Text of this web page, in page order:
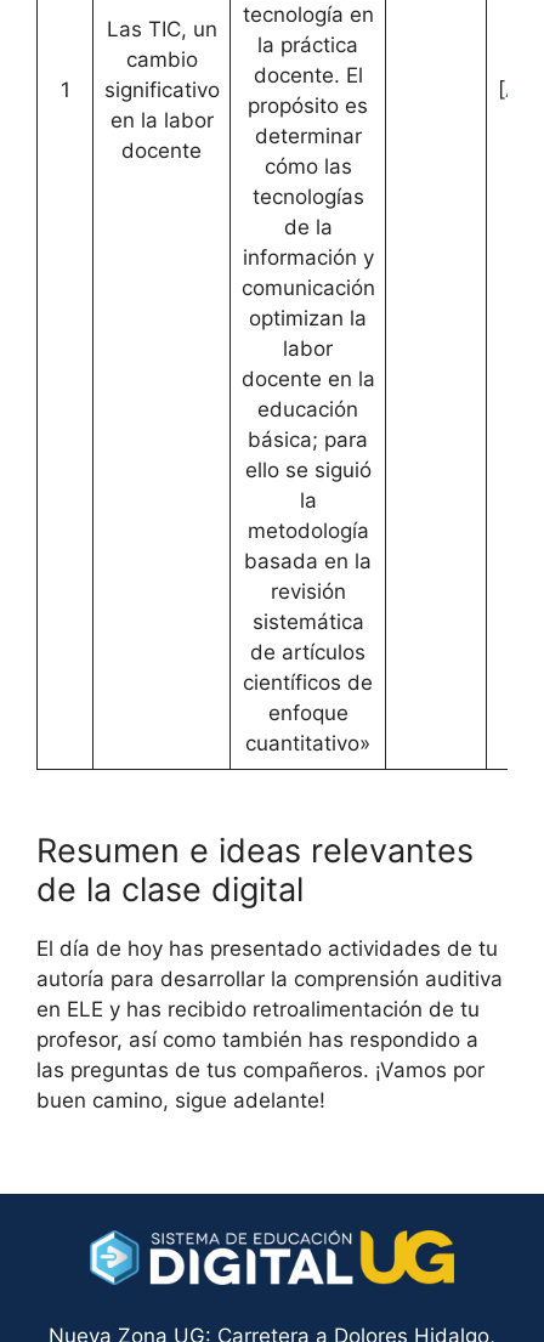
1
Las TIC, un
cambio
significativo
en la labor
docente
tecnología en
la práctica
docente. El
propósito es
determinar
cómo las
tecnologías
de la
información y
comunicación
optimizan la
labor
docente en la
educación
básica; para
ello se siguió
la
metodología
basada en la
revisión
sistemática
de artículos
científicos de
enfoque
cuantitativo»
[
Resumen e ideas relevantes
de la clase digital
El día de hoy has presentado actividades de tu
autoría para desarrollar la comprensión auditiva
en ELE y has recibido retroalimentación de tu
profesor, así como también has respondido a
las preguntas de tus compañeros. ¡Vamos por
buen camino, sigue adelante!
Nueva Zona UG: Carretera a Dolores Hidalgo,